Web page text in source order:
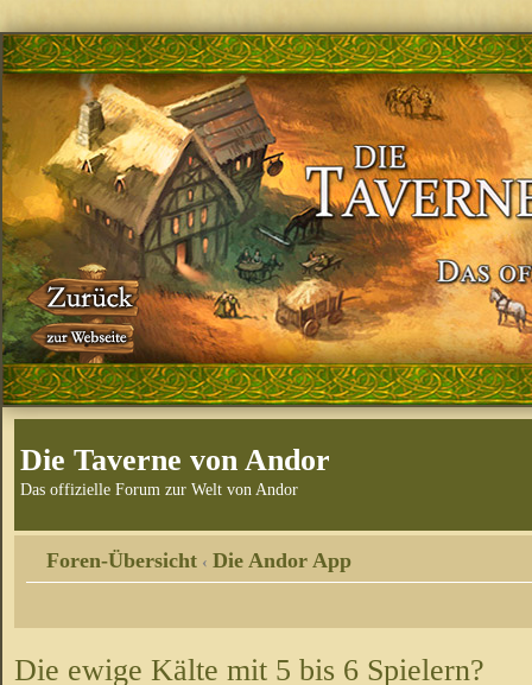
Die Taverne von Andor
Das offizielle Forum zur Welt von Andor
Foren-Übersicht ‹ Die Andor App
Die ewige Kälte mit 5 bis 6 Spielern?